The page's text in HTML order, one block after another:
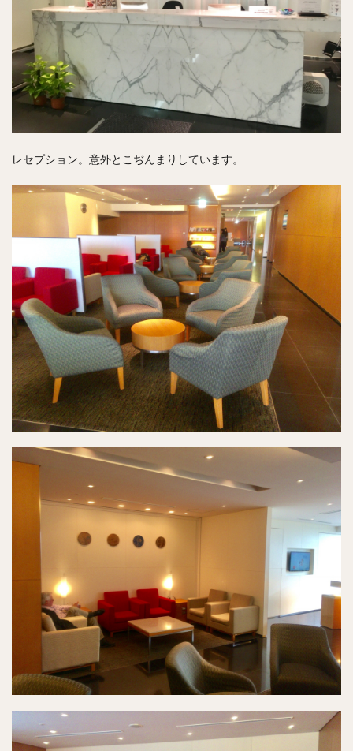
レセプション。意外とこぢんまりしています。